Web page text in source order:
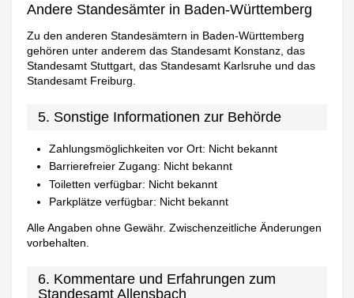
Andere Standesämter in Baden-Württemberg
Zu den anderen Standesämtern in Baden-Württemberg
gehören unter anderem das Standesamt Konstanz, das
Standesamt Stuttgart, das Standesamt Karlsruhe und das
Standesamt Freiburg.
5. Sonstige Informationen zur Behörde
Zahlungsmöglichkeiten vor Ort: Nicht bekannt
Barrierefreier Zugang: Nicht bekannt
Toiletten verfügbar: Nicht bekannt
Parkplätze verfügbar: Nicht bekannt
Alle Angaben ohne Gewähr. Zwischenzeitliche Änderungen
vorbehalten.
6. Kommentare und Erfahrungen zum
Standesamt Allensbach